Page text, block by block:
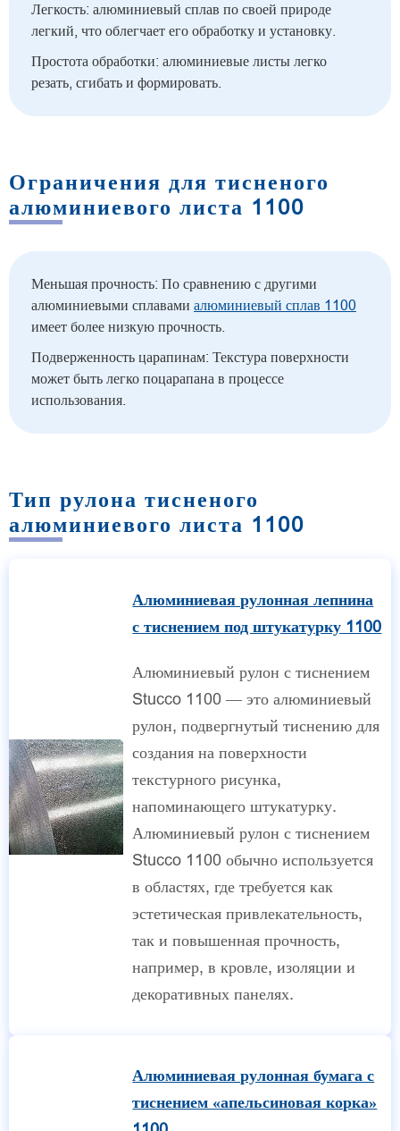
Легкость: алюминиевый сплав по своей природе
легкий, что облегчает его обработку и установку.
Простота обработки: алюминиевые листы легко
резать, сгибать и формировать.
Ограничения для тисненого
алюминиевого листа 1100
Меньшая прочность: По сравнению с другими
алюминиевыми сплавами алюминиевый сплав 1100
имеет более низкую прочность.
Подверженность царапинам: Текстура поверхности
может быть легко поцарапана в процессе
использования.
Тип рулона тисненого
алюминиевого листа 1100
Алюминиевая рулонная лепнина
с тиснением под штукатурку 1100
Алюминиевый рулон с тиснением
Stucco 1100 — это алюминиевый
рулон, подвергнутый тиснению для
создания на поверхности
текстурного рисунка,
напоминающего штукатурку.
Алюминиевый рулон с тиснением
Stucco 1100 обычно используется
в областях, где требуется как
эстетическая привлекательность,
так и повышенная прочность,
например, в кровле, изоляции и
декоративных панелях.
Алюминиевая рулонная бумага с
тиснением «апельсиновая корка»